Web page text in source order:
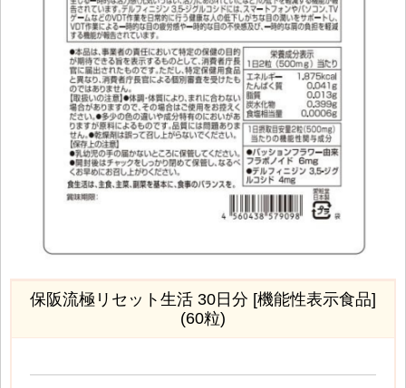
保阪流極リセット生活 30日分 [機能性表示食品]
(60粒)